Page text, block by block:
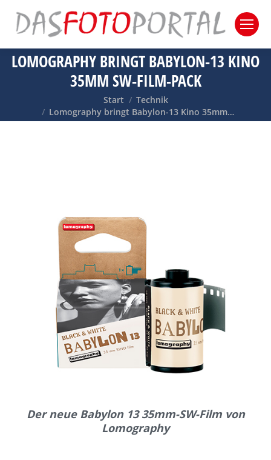
LOMOGRAPHY BRINGT BABYLON-13 KINO
35MM SW-FILM-PACK
Sie befinden sich hier:
Start
Technik
Lomography bringt Babylon-13 Kino 35mm…
Der neue Babylon 13 35mm-SW-Film von
Lomography